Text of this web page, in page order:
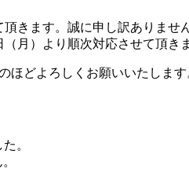
きます。誠に申し訳ありま
月）より順次対応させて頂き
ほどよろしくお願いいたします
。